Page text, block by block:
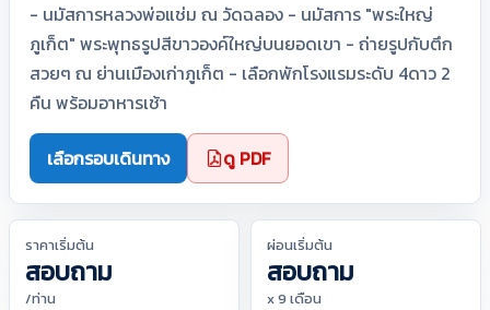
- นมัสการหลวงพ่อแช่ม ณ วัดฉลอง - นมัสการ "พระใหญ่
ภูเก็ต" พระพุทธรูปสีขาวองค์ใหญ่บนยอดเขา - ถ่ายรูปกับตึก
สวยๆ ณ ย่านเมืองเก่าภูเก็ต - เลือกพักโรงแรมระดับ 4ดาว 2
คืน พร้อมอาหารเช้า
เลือกรอบเดินทาง ดู PDF
ราคาเริ่มต้น
สอบถาม
/ท่าน
ผ่อนเริ่มต้น
สอบถาม
x 9 เดือน